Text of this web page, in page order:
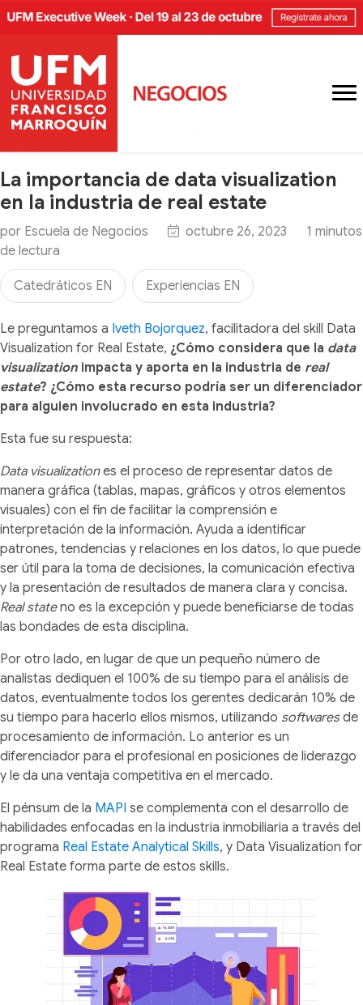
La importancia de data visualization
en la industria de real estate
por Escuela de Negocios octubre 26, 2023 1 minutos
de lectura
Catedráticos EN Experiencias EN
Le preguntamos a Iveth Bojorquez, facilitadora del skill Data
Visualization for Real Estate, ¿Cómo considera que la data
visualization impacta y aporta en la industria de real
estate? ¿Cómo esta recurso podría ser un diferenciador
para alguien involucrado en esta industria?
Esta fue su respuesta:
Data visualizationes el proceso de representar datos de
manera gráfica (tablas, mapas, gráficos y otros elementos
visuales) con el fin de facilitar la comprensión e
interpretación de la información. Ayuda a identificar
patrones, tendencias y relaciones en los datos, lo que puede
ser útil para la toma de decisiones, la comunicación efectiva
y la presentación de resultados de manera clara y concisa.
Real stateno es la excepción y puede beneficiarse de todas
las bondades de esta disciplina.
Por otro lado, en lugar de que un pequeño número de
analistas dediquen el 100% de su tiempo para el análisis de
datos, eventualmente todos los gerentes dedicarán 10% de
su tiempo para hacerlo ellos mismos, utilizando softwaresde
procesamiento de información. Lo anterior es un
diferenciador para el profesional en posiciones de liderazgo
y le da una ventaja competitiva en el mercado.
El pénsum de la MAPI se complementa con el desarrollo de
habilidades enfocadas en la industria inmobiliaria a través del
programa Real Estate Analytical Skills, y Data Visualization for
Real Estate forma parte de estos skills.